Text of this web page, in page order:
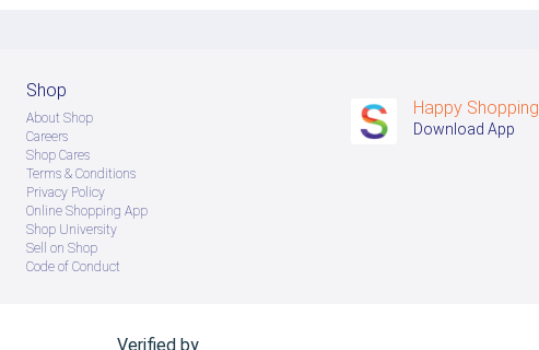
Shop
About Shop
Careers
Shop Cares
Terms & Conditions
Privacy Policy
Online Shopping App
Shop University
Sell on Shop
Code of Conduct
Happy Shopping
Download App
Verified by